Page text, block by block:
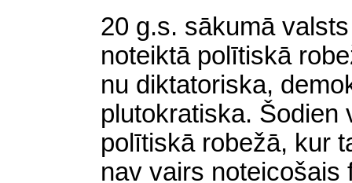
20 g.s. sākumā
noteiktā polītiskā
nu diktatoriska,
plutokratiska. Šodien
polītiskā robežā, kur
nav vairs noteicošais